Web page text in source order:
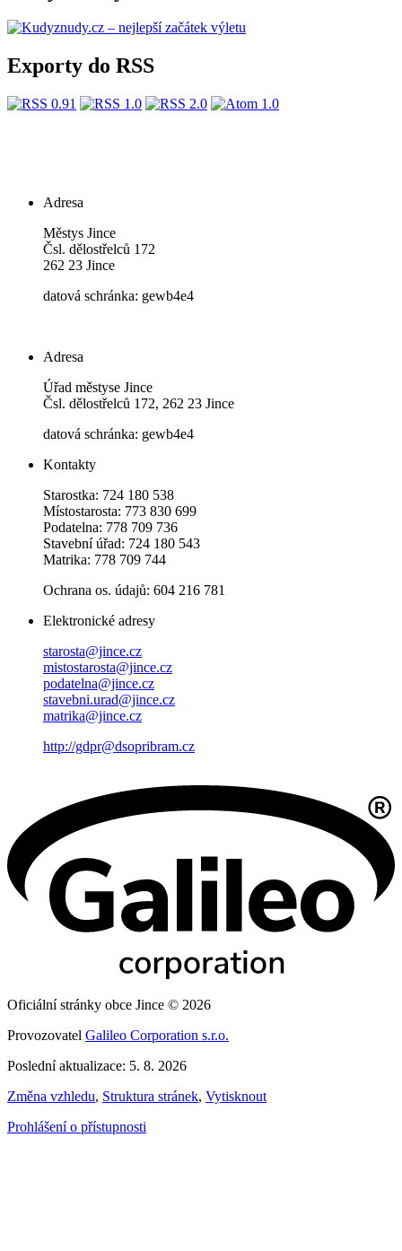
Exporty do RSS
Adresa
Městys Jince
Čsl. dělostřelců 172
262 23 Jince
datová schránka: gewb4e4
Adresa
Úřad městyse Jince
Čsl. dělostřelců 172, 262 23 Jince
datová schránka: gewb4e4
Kontakty
Starostka: 724 180 538
Místostarosta: 773 830 699
Podatelna: 778 709 736
Stavební úřad: 724 180 543
Matrika: 778 709 744
Ochrana os. údajů: 604 216 781
Elektronické adresy
starosta@jince.cz
mistostarosta@jince.cz
podatelna@jince.cz
stavebni.urad@jince.cz
matrika@jince.cz
http://gdpr@dsopribram.cz
Oficiální stránky obce Jince © 2026
Provozovatel Galileo Corporation s.r.o.
Poslední aktualizace: 5. 8. 2026
Změna vzhledu, Struktura stránek, Vytisknout
Prohlášení o přístupnosti